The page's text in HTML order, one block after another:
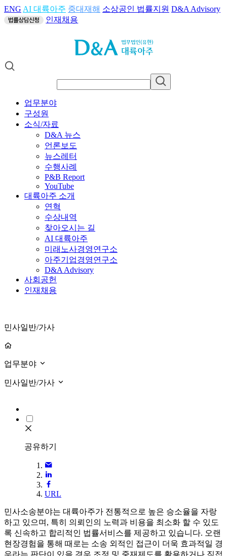
ENG AI 대륙아주 중대재해 소상공인 법률지원 D&A Advisory
인재채용
업무분야
구성원
소식/자료
D&A 뉴스
언론보도
뉴스레터
수행사례
P&B Report
YouTube
대륙아주 소개
연혁
수상내역
찾아오시는 길
AI 대륙아주
미래노사경영연구소
아주기업경영연구소
D&A Advisory
사회공헌
인재채용
민사일반/가사
업무분야
민사일반/가사
공유하기
URL
민사소송분야는 대륙아주가 전통적으로 높은 승소율을 자랑
하고 있으며, 특히 의뢰인의 노력과 비용을 최소화 할 수 있도
록 신속하고 합리적인 법률서비스를 제공하고 있습니다. 오랜
현장경험을 통해 때로는 소송 외적인 접근이 더욱 효과적일 경